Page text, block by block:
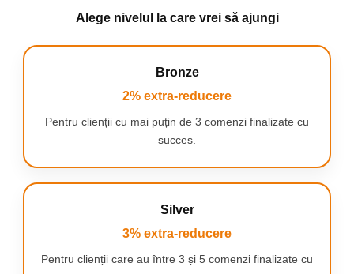
Alege nivelul la care vrei să ajungi
Bronze
2% extra-reducere
Pentru clienții cu mai puțin de 3 comenzi finalizate cu
succes.
Silver
3% extra-reducere
Pentru clienții care au între 3 și 5 comenzi finalizate cu